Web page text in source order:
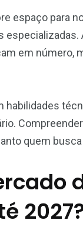
espaço para
em número,
habilidades
quem